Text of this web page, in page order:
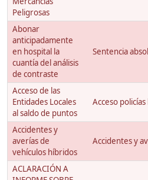
Peligrosas
Abonar
anticipadamente
en hospital la
cuantía del análisis
de contraste
Sentencia
Acceso de las
Entidades Locales
al saldo de puntos
Acceso
Accidentes y
averías de
vehículos híbridos
Accidentes y
ACLARACIÓN A